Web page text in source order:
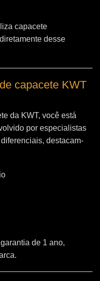
capacete
desse
capacete KWT
da KWT, você está
por especialistas
destacam-
de 1 ano,